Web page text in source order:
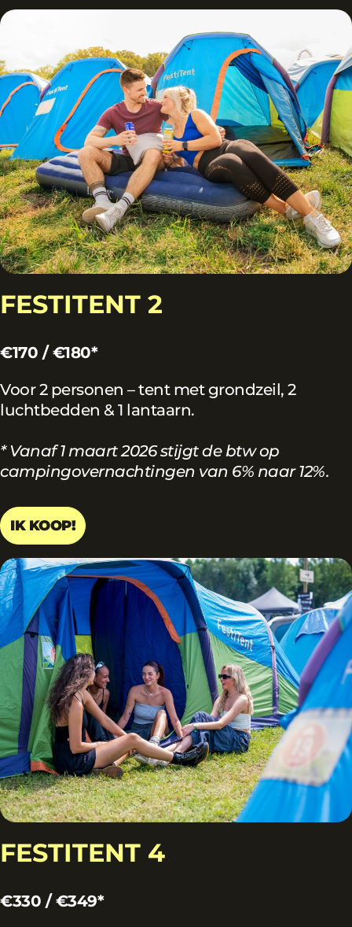
FESTITENT 2
€170 / €180*
Voor 2 personen – tent met grondzeil, 2
luchtbedden & 1 lantaarn.
* Vanaf 1 maart 2026 stijgt de btw op
campingovernachtingen van 6% naar 12%.
IK KOOP!
FESTITENT 4
€330 / €349*